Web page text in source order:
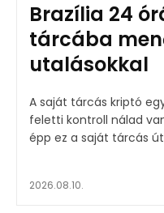
Brazília 24
tárcába
utalásokkal
A saját tárcás kriptó
feletti kontroll nálad
épp ez a saját tárcás
2026.08.10.